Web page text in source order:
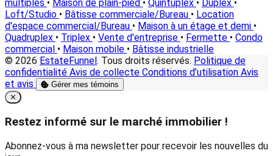
multiples • Maison de plain-pied • Quintuplex • Duplex •
Loft/Studio • Bâtisse commerciale/Bureau • Location
d'espace commercial/Bureau • Maison à un étage et demi •
Quadruplex • Triplex • Vente d'entreprise • Fermette • Condo
commercial • Maison mobile • Bâtisse industrielle
© 2026 EstateFunnel . Tous droits réservés. Politique de
confidentialité Avis de collecte Conditions d’utilisation Avis
et avis
Gérer mes témoins
Close
✕
Restez informé sur le marché immobilier !
Abonnez-vous à ma newsletter pour recevoir les nouvelles du